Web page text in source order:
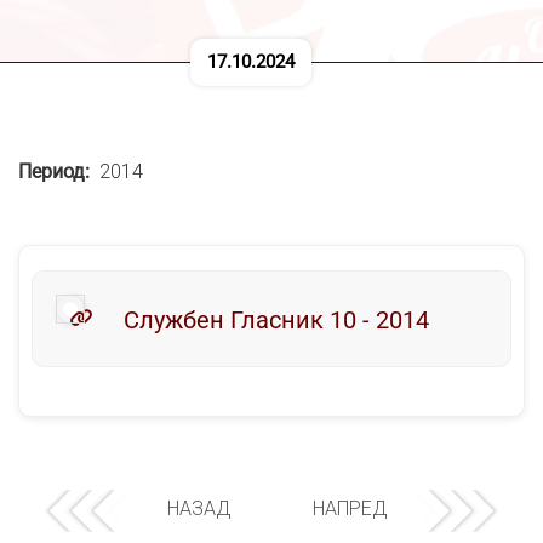
17.10.2024
Период 2014
Службен Гласник 10 - 2014
НАЗАД НАПРЕД